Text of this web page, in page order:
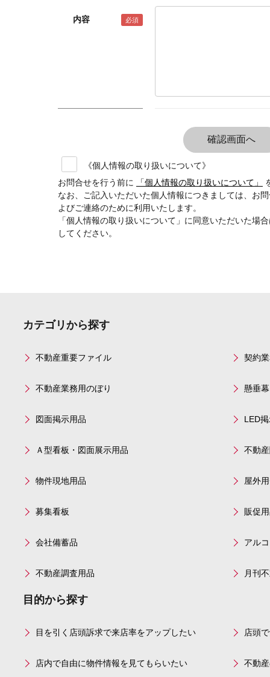
内容
《個人情報の取り扱いについて》
お問合せを行う前に
「個人情報の取り扱いについて」
なお、ご記入いただいた個人情報につきましては、お
よびご連絡のために利用いたします。
「個人情報の取り扱いについて」に同意いただいた場
してください。
カテゴリから探す
不動産重要ファイル 契約
不動産業務用のぼり 懸垂
図面掲示用品 LED
Ａ型看板・図面展示用品 不動
物件現地用品 屋外
募集看板 販促
会社備蓄品 アル
不動産調査用品 月刊
目的から探す
目を引く店頭訴求で来店率をアップしたい 店頭
店内で自由に物件情報を見てもらいたい 不動